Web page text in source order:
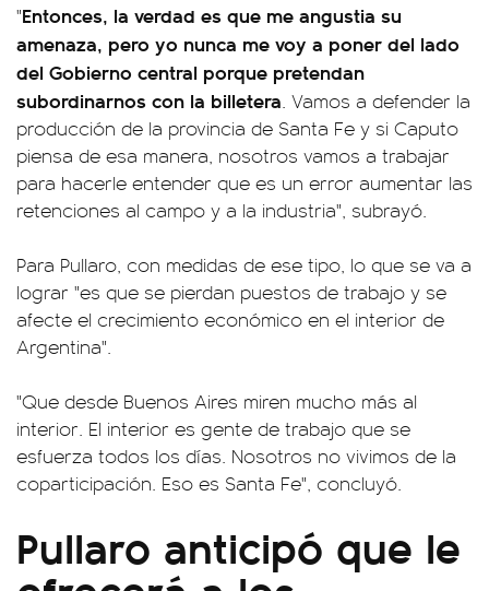
"Entonces, la verdad es que me angustia su
amenaza, pero yo nunca me voy a poner del lado
del Gobierno central porque pretendan
subordinarnos con la billetera. Vamos a defender la
producción de la provincia de Santa Fe y si Caputo
piensa de esa manera, nosotros vamos a trabajar
para hacerle entender que es un error aumentar las
retenciones al campo y a la industria", subrayó.
Para Pullaro, con medidas de ese tipo, lo que se va a
lograr "es que se pierdan puestos de trabajo y se
afecte el crecimiento económico en el interior de
Argentina".
"Que desde Buenos Aires miren mucho más al
interior. El interior es gente de trabajo que se
esfuerza todos los días. Nosotros no vivimos de la
coparticipación. Eso es Santa Fe", concluyó.
Pullaro anticipó que le